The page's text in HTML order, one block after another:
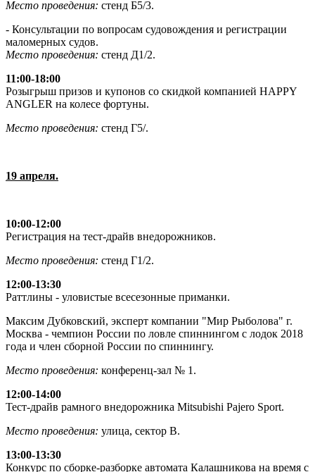
Место проведения: стенд Б5/3.
- Консультации по вопросам судовождения и регистрации
маломерных судов.
Место проведения: стенд Д1/2.
11:00-18:00
Розыгрыш призов и купонов со скидкой компанией HAPPY
ANGLER на колесе фортуны.
Место проведения: стенд Г5/.
19 апреля.
10:00-12:00
Регистрация на тест-драйв внедорожников.
Место проведения: стенд Г1/2.
12:00-13:30
Раттлины - уловистые всесезонные приманки.
Максим Дубковский, эксперт компании "Мир Рыболова" г.
Москва - чемпион России по ловле спиннингом с лодок 2018
года и член сборной России по спиннингу.
Место проведения: конференц-зал № 1.
12:00-14:00
Тест-драйв рамного внедорожника Mitsubishi Pajero Sport.
Место проведения: улица, сектор В.
13:00-13:30
Конкурс по сборке-разборке автомата Калашникова на время с